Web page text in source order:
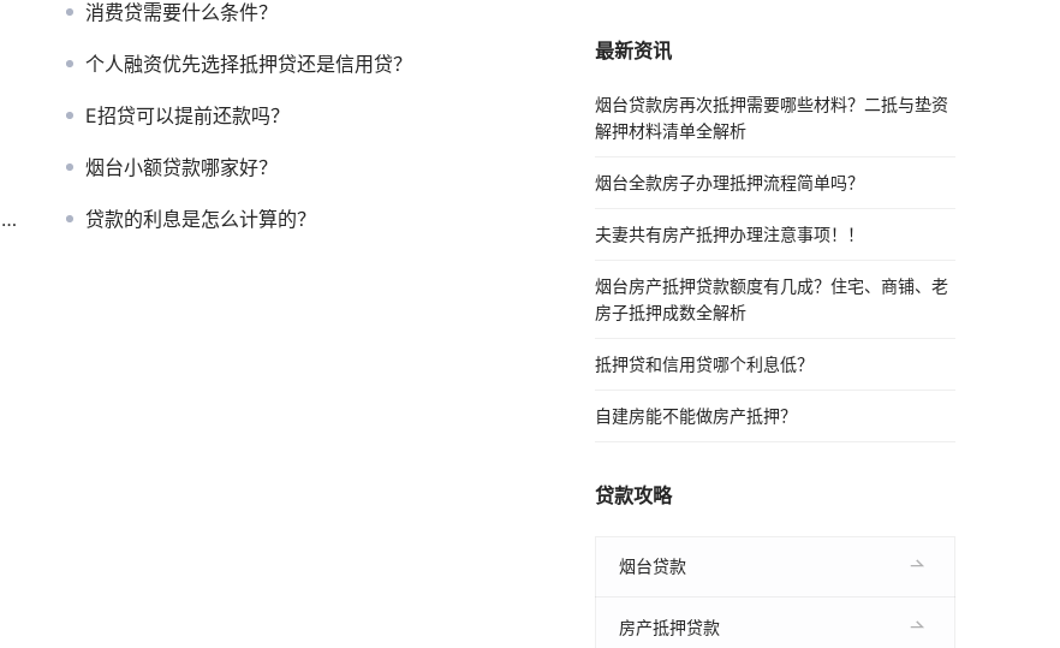
消费贷需要什么条件？
个人融资优先选择抵押贷还是信用贷？
E招贷可以提前还款吗？
烟台小额贷款哪家好？
贷款的利息是怎么计算的？
最新资讯
烟台贷款房再次抵押需要哪些材料？二抵与垫资
解押材料清单全解析
烟台全款房子办理抵押流程简单吗？
夫妻共有房产抵押办理注意事项！！
烟台房产抵押贷款额度有几成？住宅、商铺、老
房子抵押成数全解析
抵押贷和信用贷哪个利息低？
自建房能不能做房产抵押？
贷款攻略
烟台贷款
房产抵押贷款